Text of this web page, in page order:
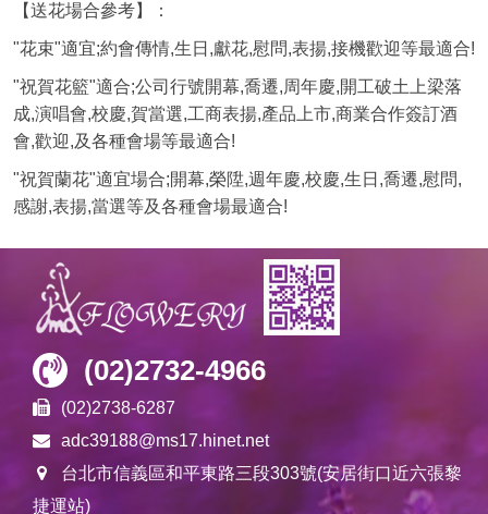
【送花場合參考】：
"花束"適宜;約會傳情,生日,獻花,慰問,表揚,接機歡迎等最適合!
"祝賀花籃"適合;公司行號開幕,喬遷,周年慶,開工破土上梁落
成,演唱會,校慶,賀當選,工商表揚,產品上市,商業合作簽訂酒
會,歡迎,及各種會場等最適合!
"祝賀蘭花"適宜場合;開幕,榮陞,週年慶,校慶,生日,喬遷,慰問,
感謝,表揚,當選等及各種會場最適合!
(02)2732-4966
(02)2738-6287
adc39188@ms17.hinet.net
台北市信義區和平東路三段303號(安居街口近六張黎
捷運站)